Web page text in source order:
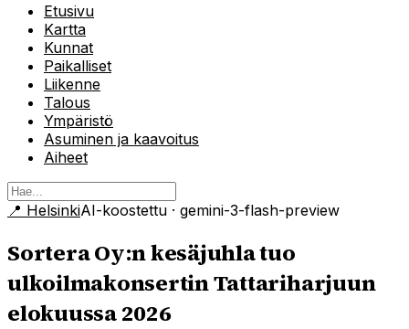
Etusivu
Kartta
Kunnat
Paikalliset
Liikenne
Talous
Ympäristö
Asuminen ja kaavoitus
Aiheet
📍 HelsinkiAI-koostettu · gemini-3-flash-preview
Sortera Oy:n kesäjuhla tuo
ulkoilmakonsertin Tattariharjuun
elokuussa 2026